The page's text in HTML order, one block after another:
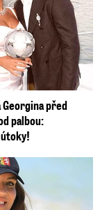
Georgina před
palbou:
sporťáky!